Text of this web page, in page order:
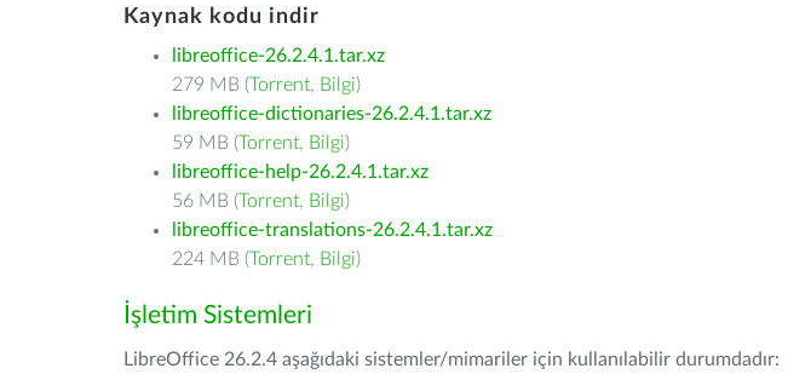
Kaynak kodu indir
libreoffice-26.2.4.1.tar.xz
279 MB (Torrent, Bilgi)
libreoffice-dictionaries-26.2.4.1.tar.xz
59 MB (Torrent, Bilgi)
libreoffice-help-26.2.4.1.tar.xz
56 MB (Torrent, Bilgi)
libreoffice-translations-26.2.4.1.tar.xz
224 MB (Torrent, Bilgi)
İşletim Sistemleri
LibreOffice 26.2.4 aşağıdaki sistemler/mimariler için kullanılabilir durumdadır: